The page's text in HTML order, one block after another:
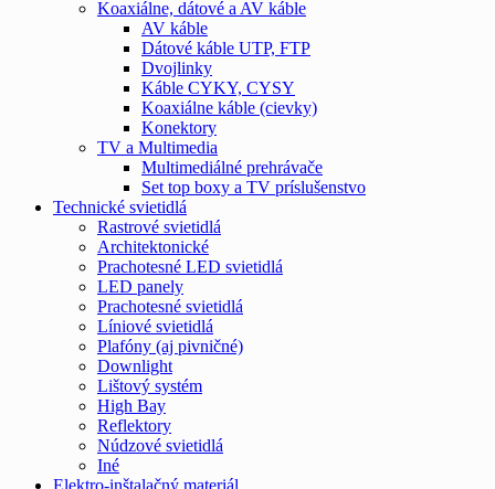
Koaxiálne, dátové a AV káble
AV káble
Dátové káble UTP, FTP
Dvojlinky
Káble CYKY, CYSY
Koaxiálne káble (cievky)
Konektory
TV a Multimedia
Multimediálné prehrávače
Set top boxy a TV príslušenstvo
Technické svietidlá
Rastrové svietidlá
Architektonické
Prachotesné LED svietidlá
LED panely
Prachotesné svietidlá
Líniové svietidlá
Plafóny (aj pivničné)
Downlight
Lištový systém
High Bay
Reflektory
Núdzové svietidlá
Iné
Elektro-inštalačný materiál